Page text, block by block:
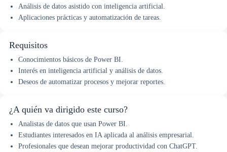
Análisis de datos asistido con inteligencia artificial.
Aplicaciones prácticas y automatización de tareas.
Requisitos
Conocimientos básicos de Power BI.
Interés en inteligencia artificial y análisis de datos.
Deseos de automatizar procesos y mejorar reportes.
¿A quién va dirigido este curso?
Analistas de datos que usan Power BI.
Estudiantes interesados en IA aplicada al análisis empresarial.
Profesionales que desean mejorar productividad con ChatGPT.